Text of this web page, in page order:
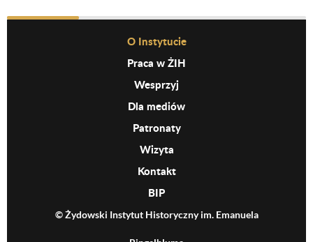
Before Footer MenuO Instytucie
Praca w ŻIH
Wesprzyj
Dla mediów
Patronaty
Wizyta
Kontakt
BIP
© Żydowski Instytut Historyczny im. Emanuela